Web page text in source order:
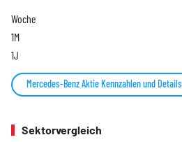
Woche
1M
1J
Mercedes-Benz Aktie Kennzahlen und Details
Sektorvergleich